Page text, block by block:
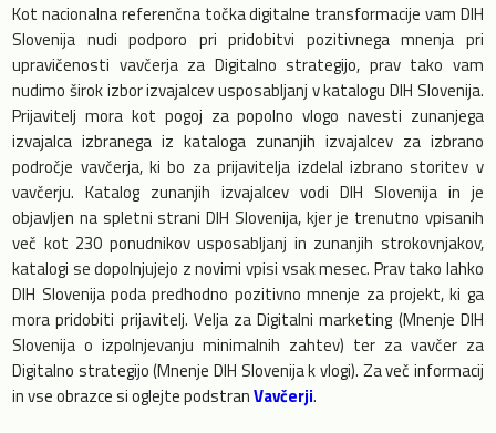
Kot nacionalna referenčna točka digitalne transformacije vam DIH
Slovenija nudi podporo pri pridobitvi pozitivnega mnenja pri
upravičenosti vavčerja za Digitalno strategijo, prav tako vam
nudimo širok izbor izvajalcev usposabljanj v katalogu DIH Slovenija.
Prijavitelj mora kot pogoj za popolno vlogo navesti zunanjega
izvajalca izbranega iz kataloga zunanjih izvajalcev za izbrano
področje vavčerja, ki bo za prijavitelja izdelal izbrano storitev v
vavčerju. Katalog zunanjih izvajalcev vodi DIH Slovenija in je
objavljen na spletni strani DIH Slovenija, kjer je trenutno vpisanih
več kot 230 ponudnikov usposabljanj in zunanjih strokovnjakov,
katalogi se dopolnjujejo z novimi vpisi vsak mesec. Prav tako lahko
DIH Slovenija poda predhodno pozitivno mnenje za projekt, ki ga
mora pridobiti prijavitelj. Velja za Digitalni marketing (Mnenje DIH
Slovenija o izpolnjevanju minimalnih zahtev) ter za vavčer za
Digitalno strategijo (Mnenje DIH Slovenija k vlogi). Za več informacij
in vse obrazce si oglejte podstranVavčerji.